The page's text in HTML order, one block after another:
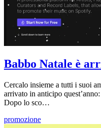
Babbo Natale è
Cercalo insieme a tutti i suoi
arrivato in anticipo
Dopo lo sco…
promozione